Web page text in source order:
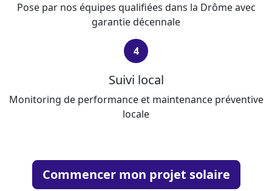
Pose par nos équipes qualifiées dans la Drôme avec
garantie décennale
4
Suivi local
Monitoring de performance et maintenance préventive
locale
Commencer mon projet solaire